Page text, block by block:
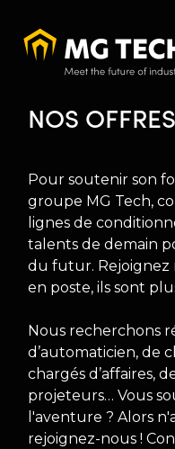
contenu
NOS
Pour soutenir son
groupe MG Tech,
lignes de
talents de demain
du futur. Rejoignez
en poste, ils sont
Nous recherchons
d’automaticien, de
chargés d’affaires,
projeteurs… Vous
l'aventure ? Alors
rejoignez-nous !